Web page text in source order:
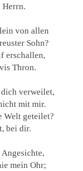
Herrn.
von allen
Sohn?
erschallen,
Thron.
verweilet,
mit mir.
Welt geteilet?
bei dir.
mein Ohr;